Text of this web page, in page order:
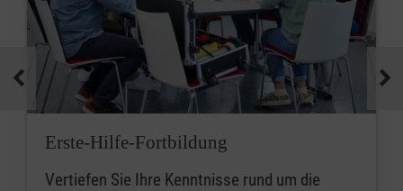
Erste-Hilfe-Fortbildung
Vertiefen Sie Ihre Kenntnisse rund um die